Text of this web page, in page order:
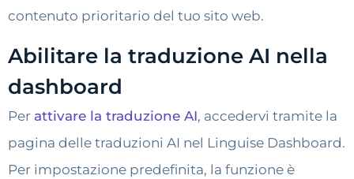
contenuto prioritario del tuo sito web.
Abilitare la traduzione AI nella
dashboard
Per attivare la traduzione AI, accedervi tramite la
pagina delle traduzioni AI nel Linguise Dashboard.
Per impostazione predefinita, la funzione è